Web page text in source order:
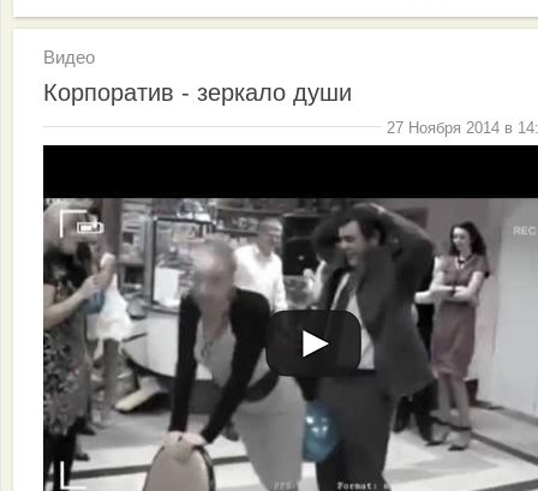
Видео
Корпоратив - зеркало души
27 Ноября 2014 в